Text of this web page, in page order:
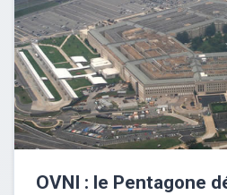
OVNI : le Pentagone